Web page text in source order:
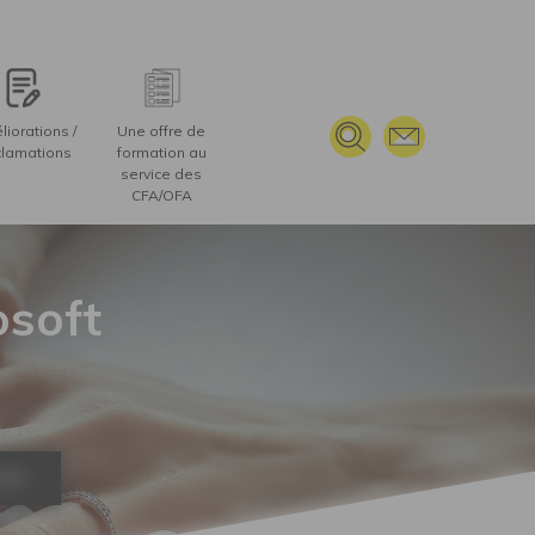
/
Une offre de
formation au
service des
CFA/OFA
OUTILS ET MOYENS TECHNIQUES